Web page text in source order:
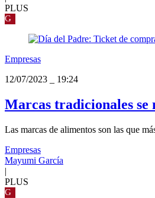
PLUS
G
Empresas
12/07/2023
19:24
Marcas tradicionales se
Las marcas de alimentos son las que
Empresas
Mayumi García
|
PLUS
G